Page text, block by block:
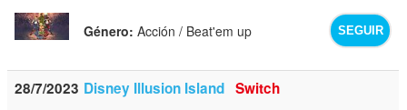
SEGUIR
Género: Acción / Beat'em up
28/7/2023 Disney Illusion Island Switch